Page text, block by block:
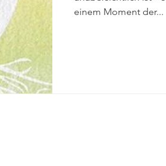
einem Moment der...